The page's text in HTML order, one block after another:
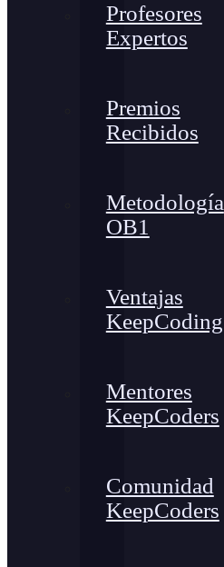
Profesores
Expertos
Premios
Recibidos
Metodología
OB1
Ventajas
KeepCoding
Mentores
KeepCoders
Comunidad
KeepCoders